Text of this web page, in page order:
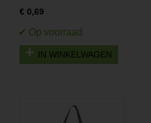
€ 0,69
IN WINKELWAGEN